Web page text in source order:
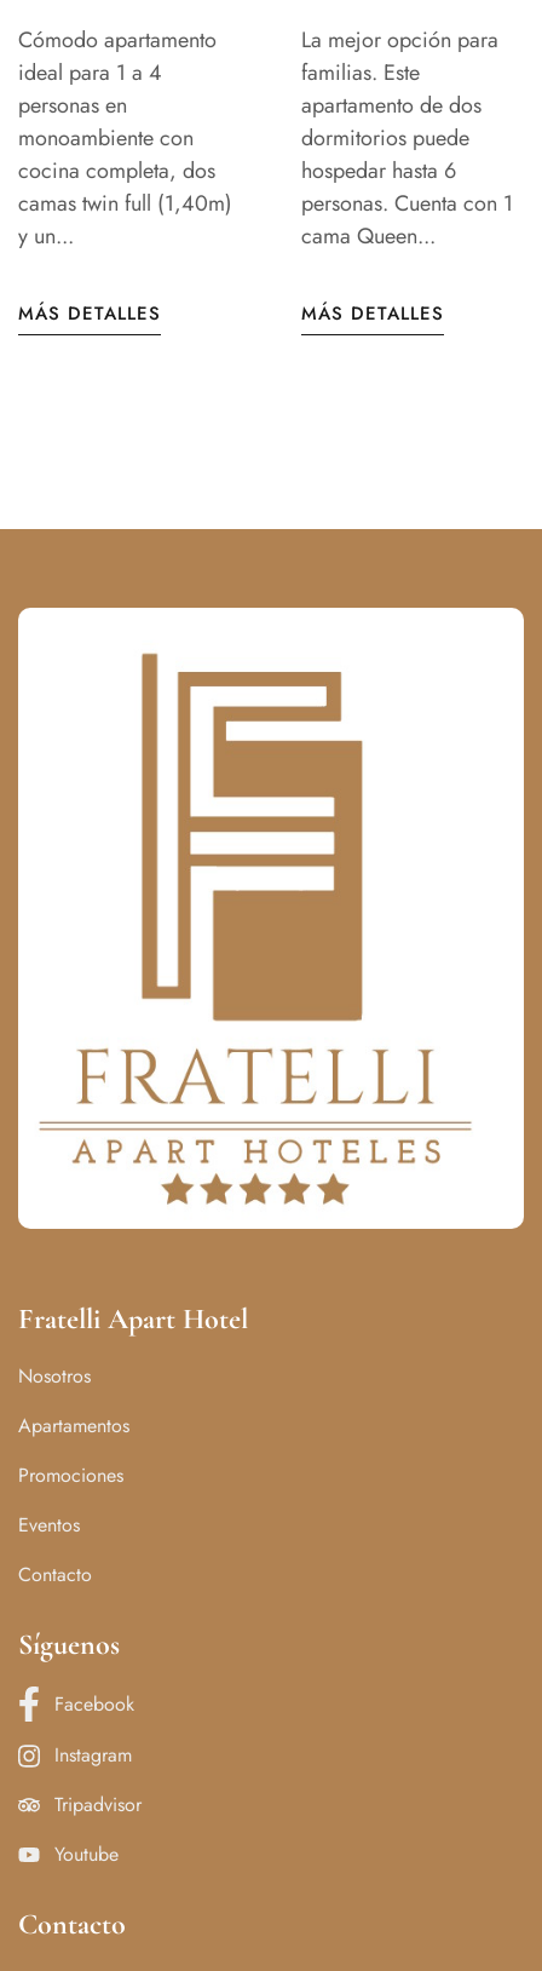
Cómodo apartamento
ideal para 1 a 4
personas en
monoambiente con
cocina completa, dos
camas twin full (1,40m)
y un...
MÁS DETALLES
La mejor opción para
familias. Este
apartamento de dos
dormitorios puede
hospedar hasta 6
personas. Cuenta con 1
cama Queen...
MÁS DETALLES
Fratelli Apart Hotel
Nosotros
Apartamentos
Promociones
Eventos
Contacto
Síguenos
Facebook
Instagram
Tripadvisor
Youtube
Contacto